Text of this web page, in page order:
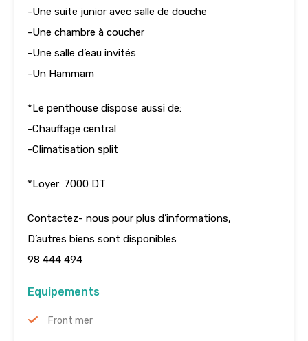
-Une suite junior avec salle de douche
-Une chambre à coucher
-Une salle d’eau invités
-Un Hammam
*Le penthouse dispose aussi de:
-Chauffage central
-Climatisation split
*Loyer: 7000 DT
Contactez- nous pour plus d’informations,
D’autres biens sont disponibles
98 444 494
Equipements
Front mer